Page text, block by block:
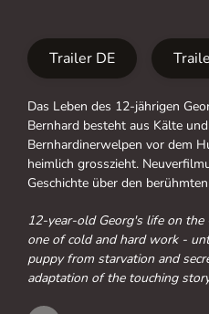
Trailer DE
Das Leben des 12-jährigen
Bernhard besteht aus Kälte
Bernhardinerwelpen vor dem
heimlich grosszieht.
Geschichte über den
12-year-old Georg's life on the
one of cold and hard work -
puppy from starvation and
adaptation of the touching